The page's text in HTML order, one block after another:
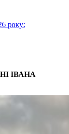
року:
ІВАНА